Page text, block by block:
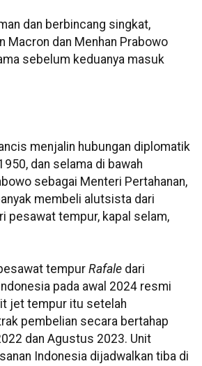
dan berbincang singkat,
Macron dan Menhan Prabowo
sebelum keduanya masuk
menjalin hubungan diplomatik
dan selama di bawah
sebagai Menteri Pertahanan,
membeli alutsista dari
pesawat tempur, kapal selam,
tempur Rafale dari
pada awal 2024 resmi
jet tempur itu setelah
pembelian secara bertahap
dan Agustus 2023. Unit
Indonesia dijadwalkan tiba di